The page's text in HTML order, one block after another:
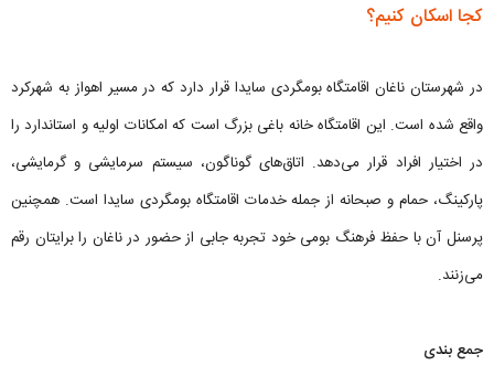
کجا اسکان کنیم؟
در شهرستان ناغان اقامتگاه بومگردی سایدا قرار دارد که در مسیر اهواز به شهرکرد
واقع شده است. این اقامتگاه خانه‌ باغی بزرگ است که امکانات اولیه و استاندارد را
در اختیار افراد قرار می‌دهد. اتاق‌های گوناگون، سیستم سرمایشی و گرمایشی،
پارکینگ، حمام و صبحانه از جمله خدمات اقامتگاه بومگردی سایدا است. همچنین
پرسنل آن با حفظ فرهنگ بومی خود تجربه جابی از حضور در ناغان را برایتان رقم
می‌زنند.
جمع‌ بندی